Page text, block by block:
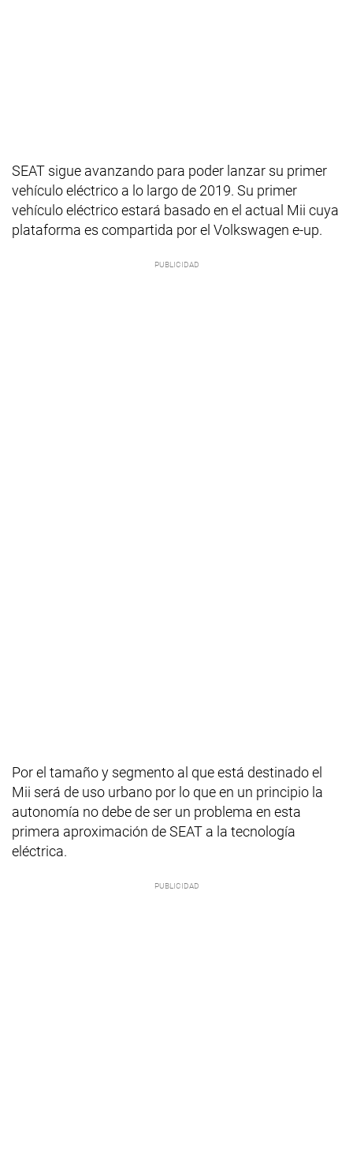
SEAT sigue avanzando para poder lanzar su primer
vehículo eléctrico a lo largo de 2019. Su primer
vehículo eléctrico estará basado en el actual Mii cuya
plataforma es compartida por el Volkswagen e-up.
Por el tamaño y segmento al que está destinado el
Mii será de uso urbano por lo que en un principio la
autonomía no debe de ser un problema en esta
primera aproximación de SEAT a la tecnología
eléctrica.